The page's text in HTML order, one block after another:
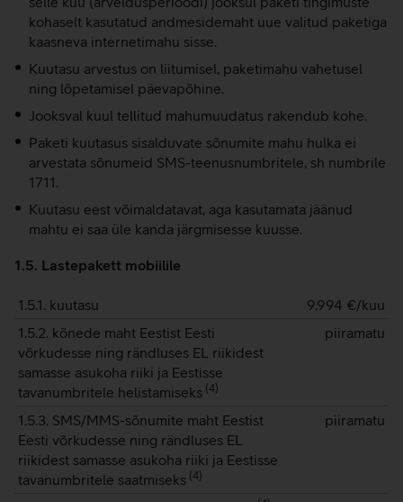
kohaselt kasutatud andmesidemaht uue valitud paketiga
kaasneva internetimahu sisse.
Kuutasu arvestus on liitumisel, paketimahu vahetusel
ning lõpetamisel päevapõhine.
Jooksval kuul tellitud mahumuudatus rakendub kohe.
Paketi kuutasus sisalduvate sõnumite mahu hulka ei
arvestata sõnumeid SMS-teenusnumbritele, sh numbrile
1711.
Kuutasu eest võimaldatavat, aga kasutamata jäänud
mahtu ei saa üle kanda järgmisesse kuusse.
1.5. Lastepakett mobiilile
1.5.1. kuutasu 9,994 €/kuu
1.5.2. kõnede maht Eestist Eesti
võrkudesse ning rändluses EL riikidest
samasse asukoha riiki ja Eestisse
tavanumbritele helistamiseks (4)
piiramatu
1.5.3. SMS/MMS-sõnumite maht Eestist
Eesti võrkudesse ning rändluses EL
riikidest samasse asukoha riiki ja Eestisse
tavanumbritele saatmiseks (4)
piiramatu